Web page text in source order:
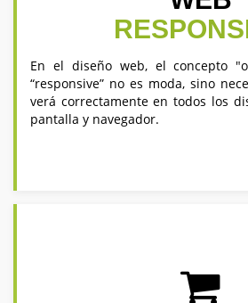
En el diseño web, el concepto
“responsive” no es moda, sino
verá correctamente en todos los
pantalla y navegador.